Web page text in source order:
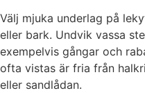
Välj mjuka underlag på
eller bark. Undvik vassa
exempelvis gångar och
ofta vistas är fria från
eller sandlådan.